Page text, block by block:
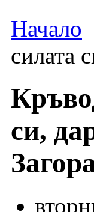
Начало
силата
си,